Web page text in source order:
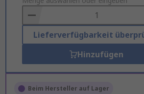
Basket
Lieferverfügbarkeit
Hinzufügen
Beim Hersteller auf Lager